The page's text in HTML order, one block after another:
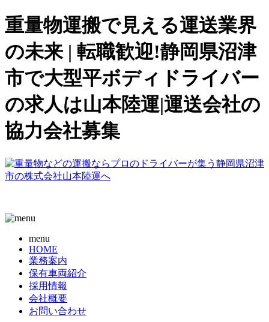
重量物運搬で見える運送業界
の未来 | 転職歓迎!静岡県沼津
市で大型平ボディドライバー
の求人は山本陸運|運送会社の
協力会社募集
menu
HOME
業務案内
保有車両紹介
採用情報
会社概要
お問い合わせ